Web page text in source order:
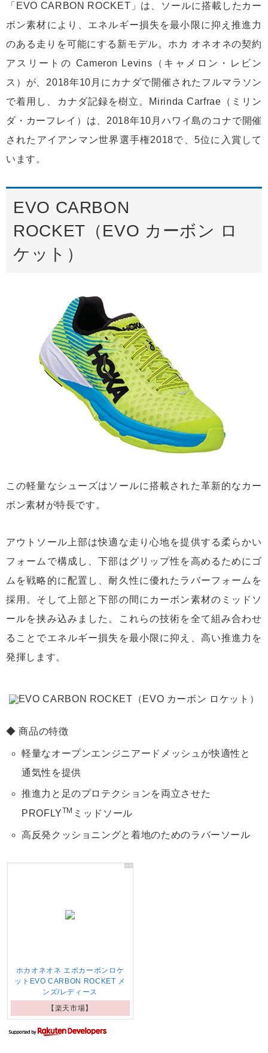
「EVO CARBON ROCKET」は、ソールに搭載したカー
ボン素材により、エネルギー損失を最小限に抑え推進力
のある走りを可能にする新モデル。ホカ オネオネの契約
アスリートの Cameron Levins（キャメロン・レビン
ス）が、2018年10月にカナダで開催されたフルマラソン
で着用し、カナダ記録を樹立。Mirinda Carfrae（ミリン
ダ・カーフレイ）は、2018年10月ハワイ島のコナで開催
されたアイアンマン世界選手権2018で、5位に入賞して
います。
EVO CARBON
ROCKET（EVO カーボン ロ
ケット）
この軽量なシューズはソールに搭載された革新的なカー
ボン素材が特長です。
アウトソール上部は快適な走り心地を提供する柔らかい
フォームで構成し、下部はグリップ性を高めるためにゴ
ムを戦略的に配置し、耐久性に優れたラバーフォームを
採用。そして上部と下部の間にカーボン素材のミッドソ
ールを挟み込みました。これらの技術を全て組み合わせ
ることでエネルギー損失を最小限に抑え、高い推進力を
発揮します。
商品の特徴
軽量なオープンエンジニアードメッシュが快適性と
通気性を提供
推進力と足のプロテクションを両立させた
PROFLYTM ミッドソール
高反発クッショニングと着地のためのラバーソール
ホカオネオネ エボカーボンロケ
ットEVO CARBON ROCKET メ
ンズ/レディース
【楽天市場】